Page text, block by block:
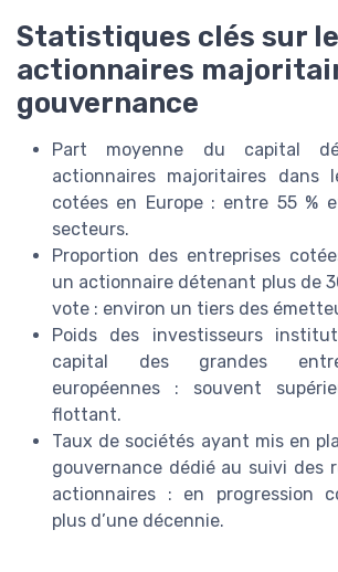
Statistiques clés sur
actionnaires
gouvernance
Part moyenne du capital
actionnaires majoritaires dans
cotées en Europe : entre 55 %
secteurs.
Proportion des entreprises
un actionnaire détenant plus de
vote : environ un tiers des
Poids des investisseurs
capital des grandes
européennes : souvent
flottant.
Taux de sociétés ayant mis en
gouvernance dédié au suivi des
actionnaires : en progression
plus d’une décennie.